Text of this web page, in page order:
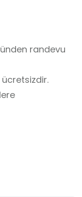
randevu